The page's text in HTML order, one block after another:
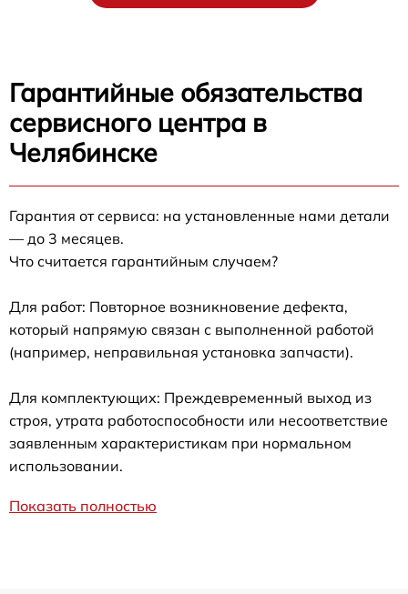
Гарантийные обязательства
сервисного центра в
Челябинске
Гарантия от сервиса: на установленные нами детали
— до 3 месяцев.
Что считается гарантийным случаем?
Для работ: Повторное возникновение дефекта,
который напрямую связан с выполненной работой
(например, неправильная установка запчасти).
Для комплектующих: Преждевременный выход из
строя, утрата работоспособности или несоответствие
заявленным характеристикам при нормальном
использовании.
Показать полностью